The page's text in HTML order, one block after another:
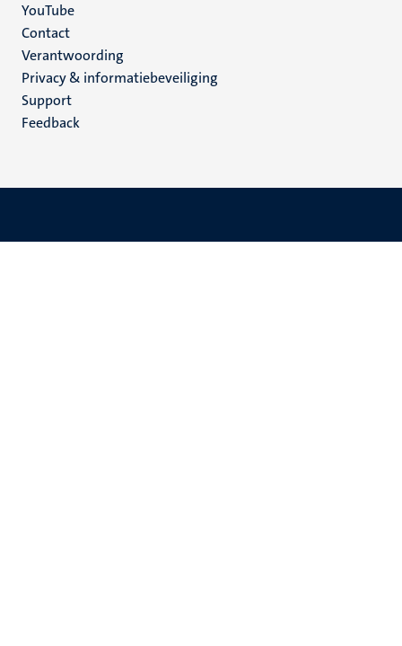
YouTube
Menu
footer
(NL)
Contact
Verantwoording
Privacy & informatiebeveiliging
Support
Feedback